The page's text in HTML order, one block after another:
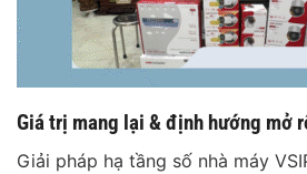
Giá trị mang lại & định hướng mở
Giải pháp hạ tầng số nhà máy